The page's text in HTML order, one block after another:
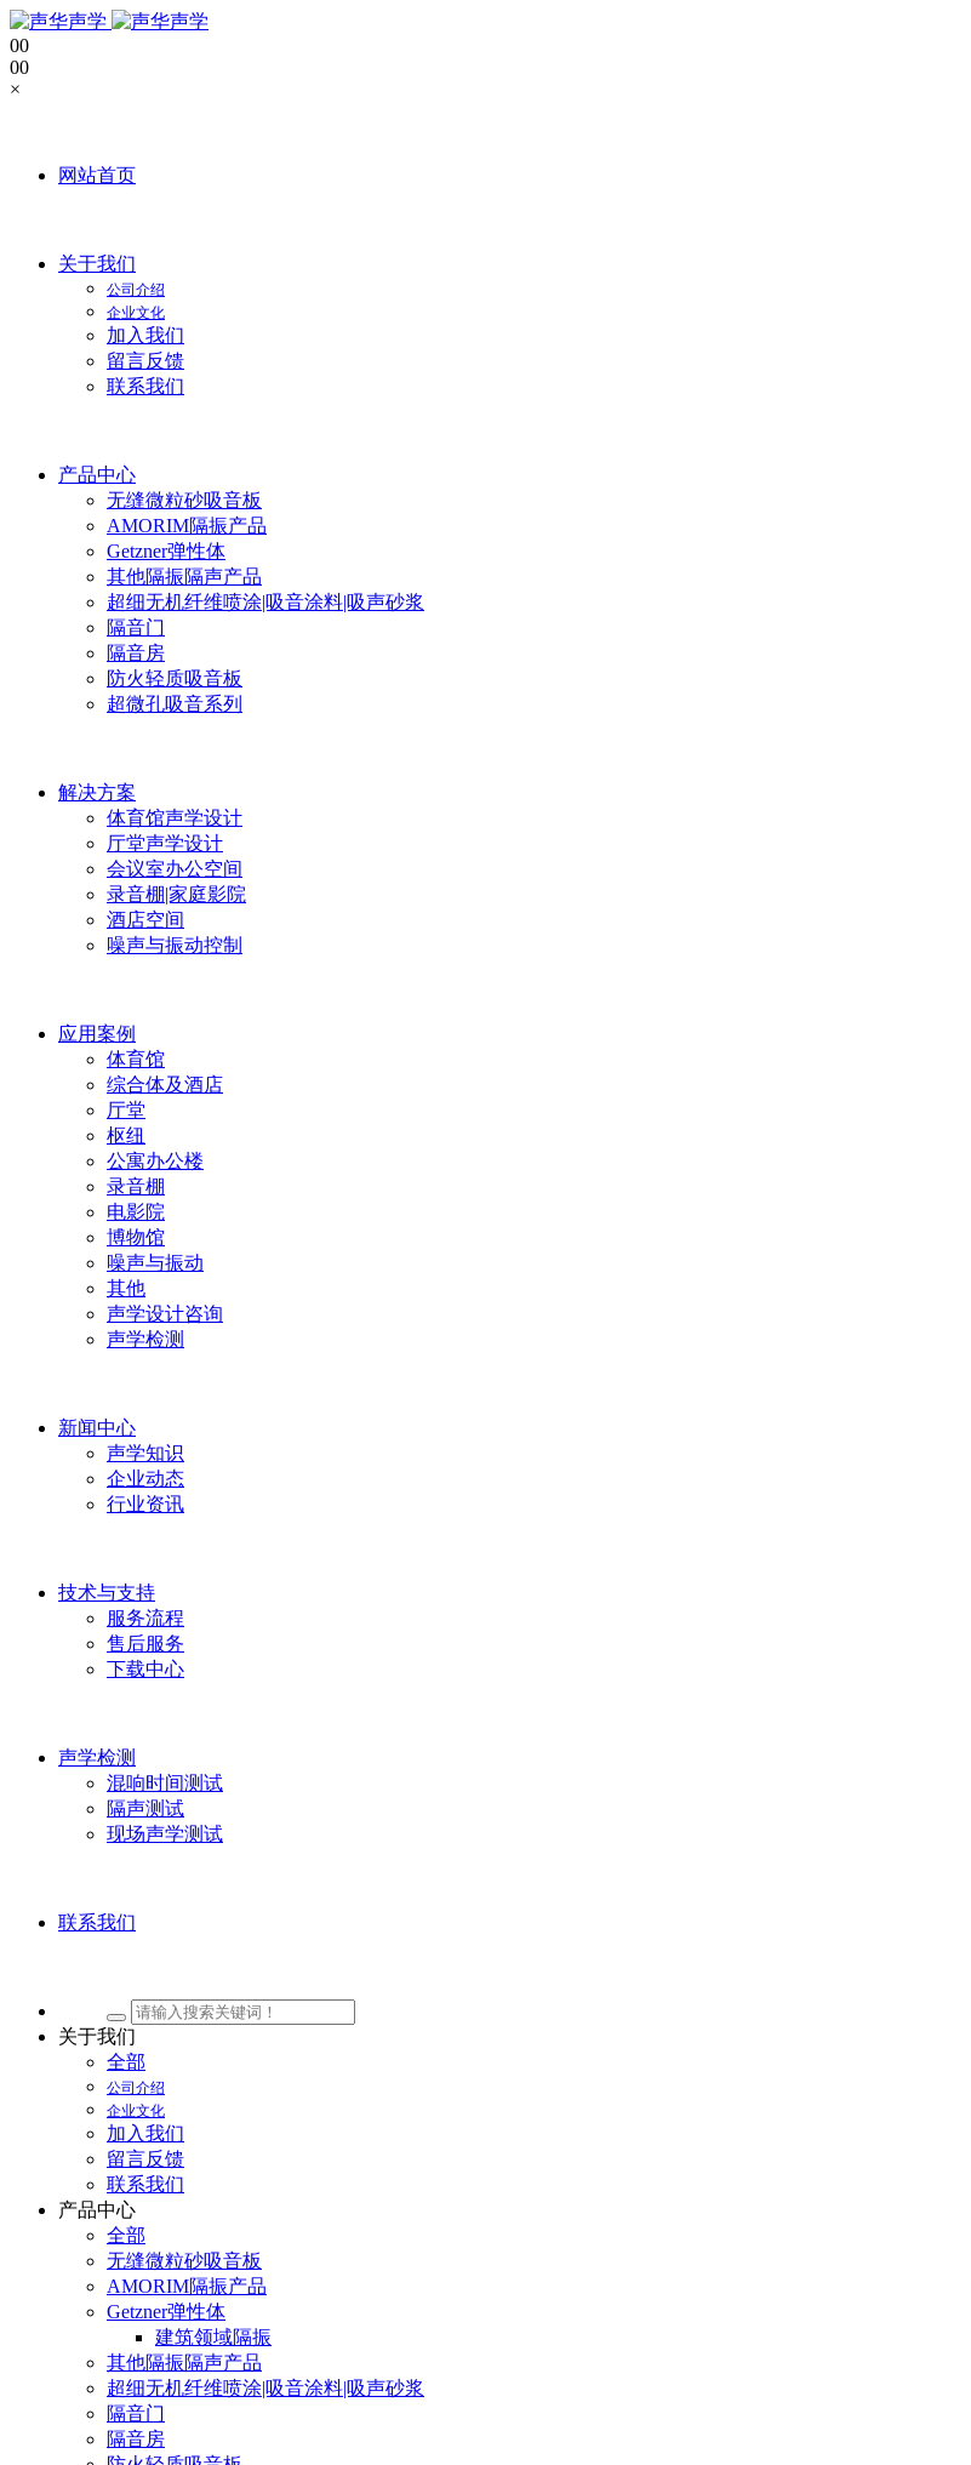
00
00
×
网站首页
关于我们
公司介绍
企业文化
加入我们
留言反馈
联系我们
产品中心
无缝微粒砂吸音板
AMORIM隔振产品
Getzner弹性体
其他隔振隔声产品
超细无机纤维喷涂|吸音涂料|吸声砂浆
隔音门
隔音房
防火轻质吸音板
超微孔吸音系列
解决方案
体育馆声学设计
厅堂声学设计
会议室办公空间
录音棚|家庭影院
酒店空间
噪声与振动控制
应用案例
体育馆
综合体及酒店
厅堂
枢纽
公寓办公楼
录音棚
电影院
博物馆
噪声与振动
其他
声学设计咨询
声学检测
新闻中心
声学知识
企业动态
行业资讯
技术与支持
服务流程
售后服务
下载中心
声学检测
混响时间测试
隔声测试
现场声学测试
联系我们
关于我们
全部
公司介绍
企业文化
加入我们
留言反馈
联系我们
产品中心
全部
无缝微粒砂吸音板
AMORIM隔振产品
Getzner弹性体
建筑领域隔振
其他隔振隔声产品
超细无机纤维喷涂|吸音涂料|吸声砂浆
隔音门
隔音房